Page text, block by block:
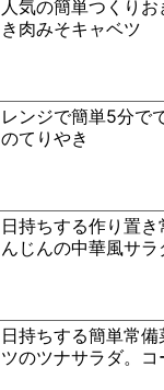
人気の簡単つくり
き肉みそキャベツ
レンジで簡単5分で
のてりやき
日持ちする作り置
んじんの中華風サラ
日持ちする簡単常
ツのツナサラダ。